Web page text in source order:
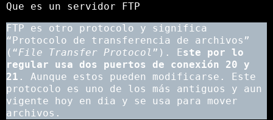
Que es un servidor FTP
FTP es otro protocolo y significa
“Protocolo de transferencia de archivos”
(“File Transfer Protocol ”). Este por lo
regular usa dos puertos de conexión 20 y
21 . Aunque estos pueden modificarse. Este
protocolo es uno de los más antiguos y aun
vigente hoy en dia y se usa para mover
archivos.